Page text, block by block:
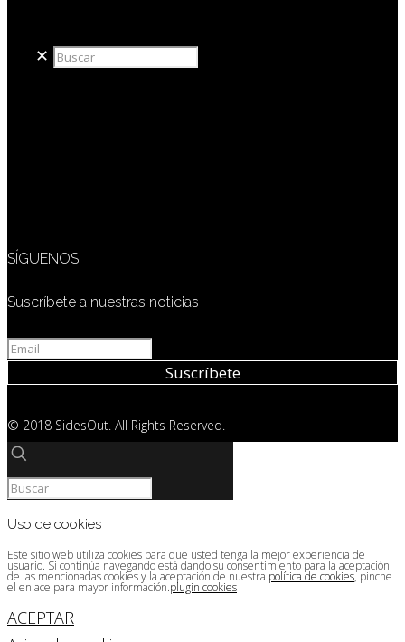
✕
SÍGUENOS
Suscríbete a nuestras noticias
© 2018 SidesOut. All Rights Reserved.
Uso de cookies
Este sitio web utiliza cookies para que usted tenga la mejor experiencia de
usuario. Si continúa navegando está dando su consentimiento para la aceptación
de las mencionadas cookies y la aceptación de nuestra política de cookies, pinche
el enlace para mayor información.plugin cookies
ACEPTAR